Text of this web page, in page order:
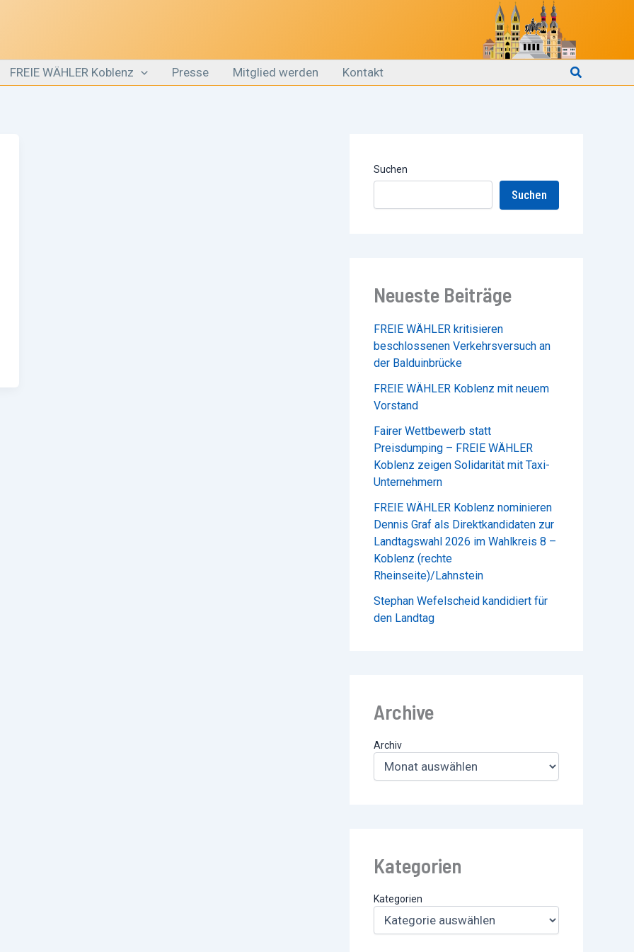
FREIE WÄHLER Koblenz Presse Mitglied werden Kontakt Suchen
Suchen
Suchen
Neueste Beiträge
FREIE WÄHLER kritisieren
beschlossenen Verkehrsversuch an
der Balduinbrücke
FREIE WÄHLER Koblenz mit neuem
Vorstand
Fairer Wettbewerb statt
Preisdumping – FREIE WÄHLER
Koblenz zeigen Solidarität mit Taxi-
Unternehmern
FREIE WÄHLER Koblenz nominieren
Dennis Graf als Direktkandidaten zur
Landtagswahl 2026 im Wahlkreis 8 –
Koblenz (rechte
Rheinseite)/Lahnstein
Stephan Wefelscheid kandidiert für
den Landtag
Archive
Archiv
Kategorien
Kategorien